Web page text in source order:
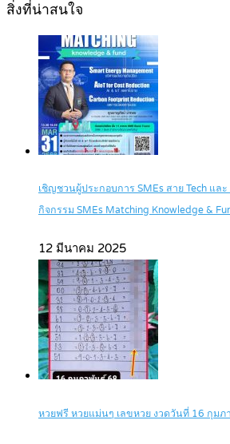
สิ่งที่น่าสนใจ
เชิญชวนผู้ประกอบการ SMEs สาย Tech แล
กิจกรรม SMEs Matching Knowledge &
12 มีนาคม 2025
หวยฟรี หวยแม่นๆ เลขหวย งวดวันที่ 16 กุม